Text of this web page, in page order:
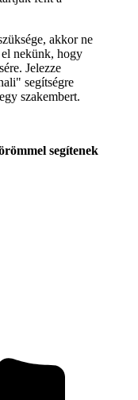
akkor ne
nekünk, hogy
Jelezze
segítségre
szakembert.
segítenek